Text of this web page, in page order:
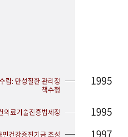
립: 만성질환 관리정
책수행
1995
의료기술진흥법제정 1995
건강증진기금 조성 1997